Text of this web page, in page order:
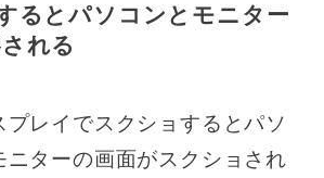
るとパソコンとモニター
れる
プレイでスクショするとパソ
ニターの画面がスクショされ